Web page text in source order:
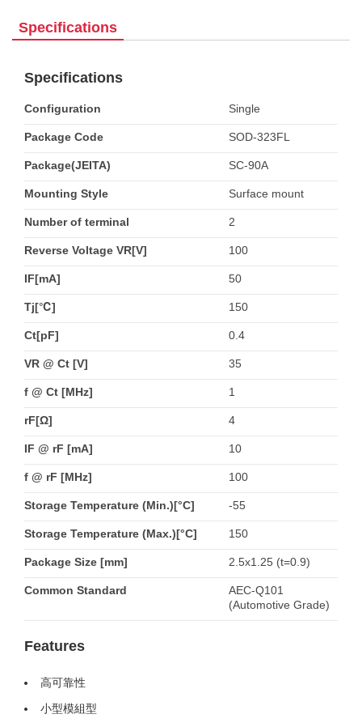
Specifications
Specifications
Configuration Single
Package Code SOD-323FL
Package(JEITA) SC-90A
Mounting Style Surface mount
Number of terminal 2
Reverse Voltage VR[V] 100
IF[mA] 50
Tj[℃] 150
Ct[pF] 0.4
VR @ Ct [V] 35
f @ Ct [MHz] 1
rF[Ω] 4
IF @ rF [mA] 10
f @ rF [MHz] 100
Storage Temperature (Min.)[°C] -55
Storage Temperature (Max.)[°C] 150
Package Size [mm] 2.5x1.25 (t=0.9)
Common Standard
AEC-Q101
(Automotive Grade)
Features
高可靠性
小型模組型